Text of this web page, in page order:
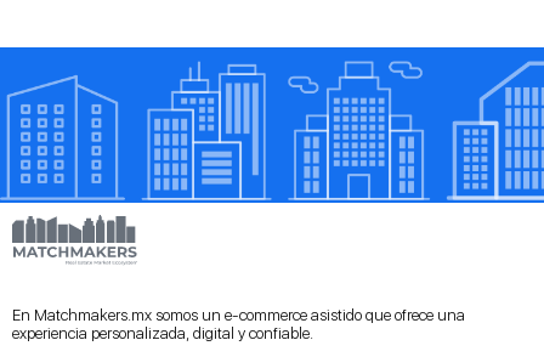
En Matchmakers.mx somos un e-commerce asistido que ofrece una
experiencia personalizada, digital y confiable.